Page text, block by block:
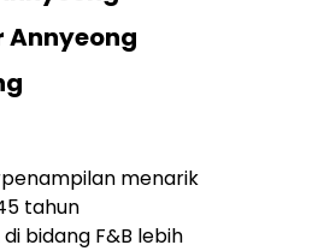
Annyeong
menarik
tahun
bidang F&B lebih